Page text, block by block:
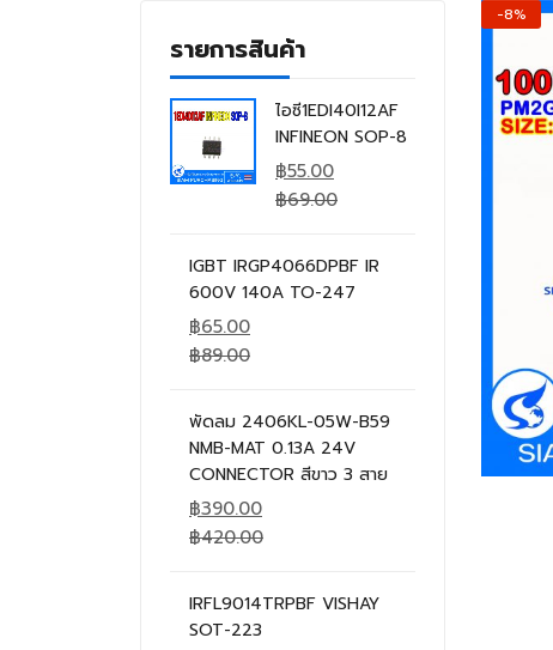
รายการสินค้า
ไอซี1EDI40I12AF
INFINEON SOP-8
฿55.00
฿69.00
IGBT IRGP4066DPBF IR
600V 140A TO-247
฿65.00
฿89.00
พัดลม 2406KL-05W-B59
NMB-MAT 0.13A 24V
CONNECTOR สีขาว 3 สาย
฿390.00
฿420.00
IRFL9014TRPBF VISHAY
SOT-223
-8%